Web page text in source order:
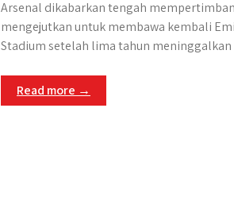
Arsenal dikabarkan tengah
mengejutkan untuk membawa kembali
Stadium setelah lima tahun
Read more →